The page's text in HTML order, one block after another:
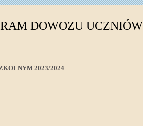
DOWOZU UCZNIÓW
2023/2024